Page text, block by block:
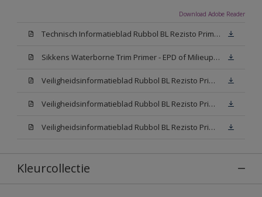
Download Adobe Reader
Technisch Informatieblad Rubbol BL Rezisto Primer (New Livery) (PDF)
Sikkens Waterborne Trim Primer - EPD of Milieuproductverklaring
Veiligheidsinformatieblad Rubbol BL Rezisto Primer N00 (MSDS)
Veiligheidsinformatieblad Rubbol BL Rezisto Primer White (MSDS)
Veiligheidsinformatieblad Rubbol BL Rezisto Primer W05 (MSDS)
Kleurcollectie